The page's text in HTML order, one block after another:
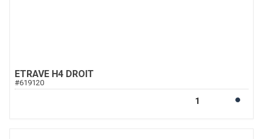
ETRAVE H4 DROIT
#619120